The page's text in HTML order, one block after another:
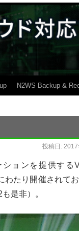
N2WS Backup &
投稿日: 2017
ションを提供する
わたり開催されて
も是非）。